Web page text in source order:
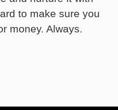
to make sure you
money. Always.